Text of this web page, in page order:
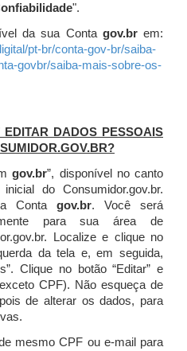
".
da sua Conta gov.brem:
pt-br/conta-gov-br/saiba-
govbr/saiba-mais-sobre-os-
DADOS PESSOAIS
gov.br”, disponível no canto
do Consumidor.gov.br.
Conta gov.br. Você será
para sua área de
Localize e clique no
da tela e, em seguida,
Clique no botão “Editar” e
CPF). Não esqueça de
de alterar os dados, para
mesmo CPF ou e-mail para